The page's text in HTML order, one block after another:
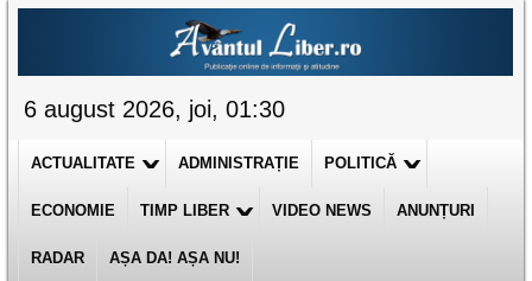
6 august 2026, joi, 01:30
ACTUALITATE ADMINISTRAȚIE POLITICĂ
ECONOMIE TIMP LIBER VIDEO NEWS ANUNȚURI
RADAR AȘA DA! AȘA NU!